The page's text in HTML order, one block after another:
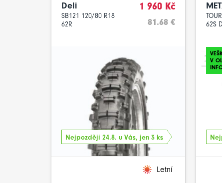
Deli
SB121 120/80 R18
62R
1 960 Kč
81.68 €
Nejpozději 24.8. u Vás, jen 3 ks
Letní
62S
V